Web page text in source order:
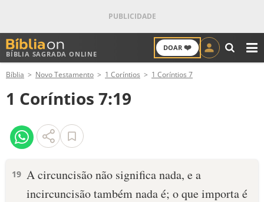
BÍBLIA SAGRADA ONLINE
DOAR ❤️
ANTIGO TESTAMENTO
NOVO TESTAMENTO
VERSÍCULOS
PALAVRA DO DIA
Bíblia Novo Testamento 1 Coríntios 1 Coríntios 7
1 Coríntios 7:19
19 A circuncisão não significa nada, e a
incircuncisão também nada é; o que importa é